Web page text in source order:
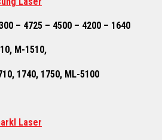
– 4725 – 4500 – 4200 – 1640
M-1510,
1740, 1750, ML-5100
Laser